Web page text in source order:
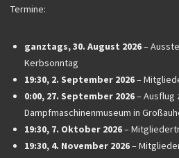
Termine:
ganztags,30. August 2026–
Kerbsonntag
19:30, 2. September 2026–
0:00, 27. September 2026–Ausflug
Dampfmaschinenmuseum in
19:30, 7. Oktober 2026–
19:30, 4. November 2026–